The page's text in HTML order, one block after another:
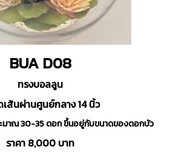
BUA D08
ทรงบอลลูน
ส้นผ่านศูนย์กลาง 14 นิ้ว
มาณ 30-35 ดอก ขึ้นอยู่กับขนาดของดอกบัว
ราคา 8,000 บาท